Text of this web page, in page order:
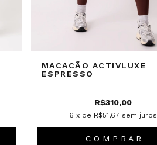
MACACÃO ACTIVLUXE
ESPRESSO
R$310,00
6 x de R$51,67 sem juros
C O M P R A R